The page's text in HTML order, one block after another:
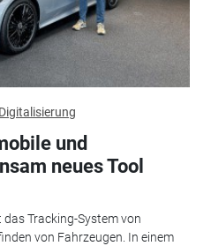
und
neues Tool
Tracking-System von
von Fahrzeugen. In einem